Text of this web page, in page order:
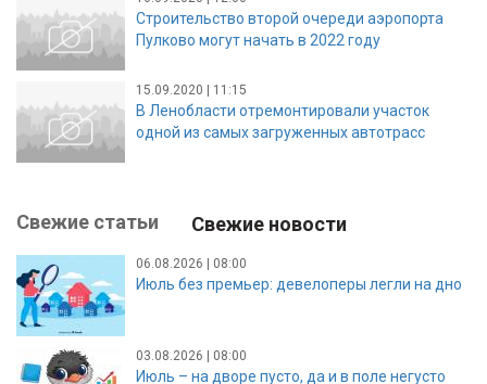
Строительство второй очереди аэропорта
Пулково могут начать в 2022 году
15.09.2020 | 11:15
В Ленобласти отремонтировали участок
одной из самых загруженных автотрасс
Свежие статьи Свежие новости
06.08.2026 | 08:00
Июль без премьер: девелоперы легли на дно
03.08.2026 | 08:00
Июль – на дворе пусто, да и в поле негусто